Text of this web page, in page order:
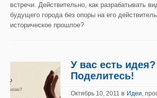
встречи. Действительно, как разрабатывать
будущего города без опоры на его
историческое прошлое?
У вас есть идея?
Поделитесь!
Октябрь 10, 2011 в Идеи ,